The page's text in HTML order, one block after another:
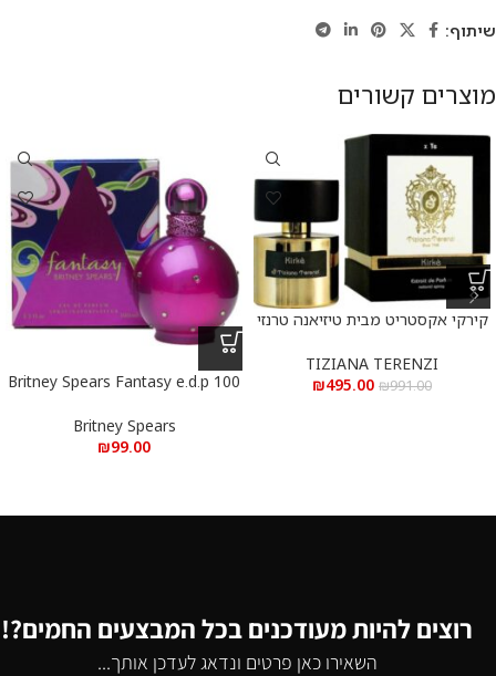
שיתוף:
מוצרים קשורים
קירקי אקסטריט מבית טיזיאנה טרנזי
Parfum 100 ml
TIZIANA TERENZI
₪991.00
₪495.00
Britney Spears Fantasy e.d.p 100
מ”ל
Britney Spears
₪99.00
רוצים להיות מעודכנים בכל המבצעים החמים?!
השאירו כאן פרטים ונדאג לעדכן אותך...